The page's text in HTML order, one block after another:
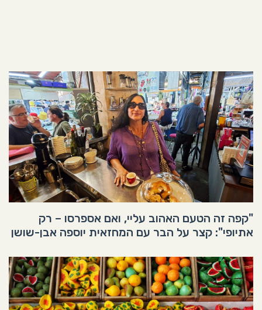
"קפה זה הטעם האהוב עליי, ואם אספרסו – רק
אתיופי": קצר על הבר עם המחזאית יוספה אבן-שושן